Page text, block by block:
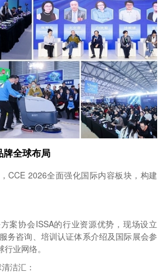
牌全球布局
CCE 2026全面强化国际内容板块，构建
案协会ISSA的行业资源优势，现场设立
务咨询、培训认证体系介绍及国际展会参
业网络。
洁汇：